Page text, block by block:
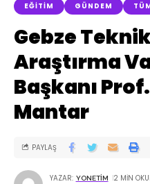
EĞITIM GÜNDEM
Gebze
Araştırma
Başkanı
Mantar
YAZAR: YONETIM 2 MIN
PAYLAŞ